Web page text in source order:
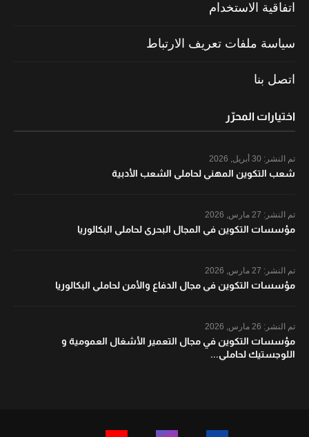
اتفاقية الاستخدام
سياسة ملفات تعريف الارتباط
اتصل بنا
اختيارات المحرّر
تم النشر:
شعب التكوين المهني لحاملي الشعب الأدبية
تم النشر:
مؤسسات التكوين في المجال البحري لحاملي البكالوريا
تم النشر:
مؤسسات التكوين في مجال الدفاع والأمن لحاملي البكالوريا
تم النشر:
مؤسسات التكوين في مجال التعمير الأشغال العمومية و
اللوجستيك لحاملي...